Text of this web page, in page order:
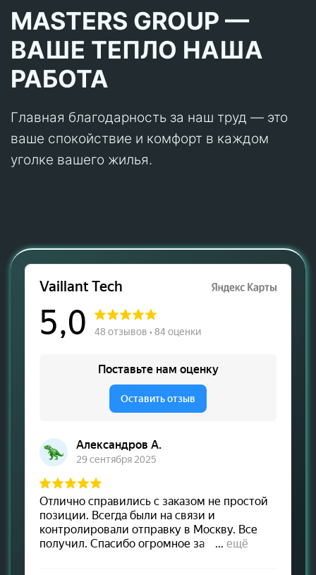
MASTERS GROUP —
ВАШЕ ТЕПЛО НАША
РАБОТА
Главная благодарность за наш труд — это
ваше спокойствие и комфорт в каждом
уголке вашего жилья.